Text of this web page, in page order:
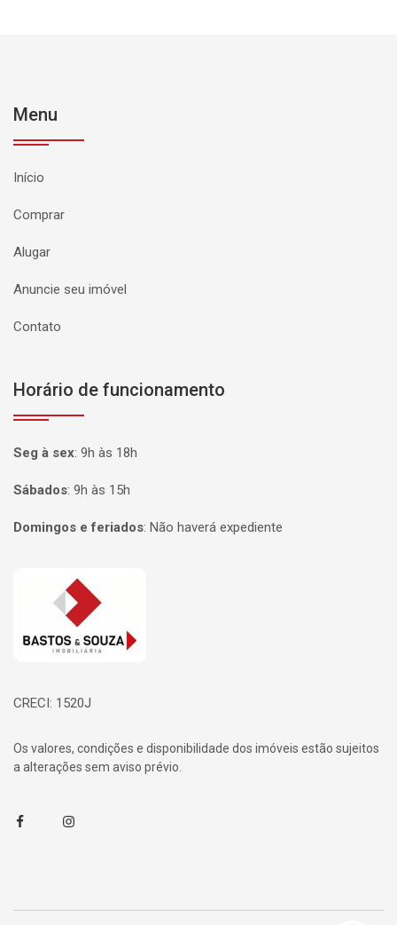
Menu
Início
Comprar
Alugar
Anuncie seu imóvel
Contato
Horário de funcionamento
Seg à sex: 9h às 18h
Sábados: 9h às 15h
Domingos e feriados: Não haverá expediente
Página inicial
CRECI: 1520J
Os valores, condições e disponibilidade dos imóveis estão sujeitos
a alterações sem aviso prévio.
FacebookInstagram